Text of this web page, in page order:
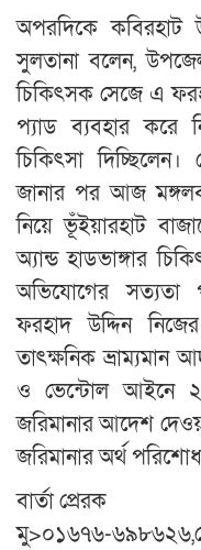
অপরদিকে কবিরহাট
সুলতানা বলেন,
চিকিৎসক সেজে এ
প্যাড ব্যবহার করে
চিকিৎসা
জানার পর আজ
নিয়ে ভূঁইয়ারহাট
অ্যান্ড হাডভাঙ্গার
অভিযোগের সত্যতা
ফরহাদ উদ্দিন
তাৎক্ষনিক
ও ভেন্টোল আইনে
জরিমানার আদেশ
জরিমানার অর্থ
বার্তা প্রেরক
মু>০১৬৭৬-